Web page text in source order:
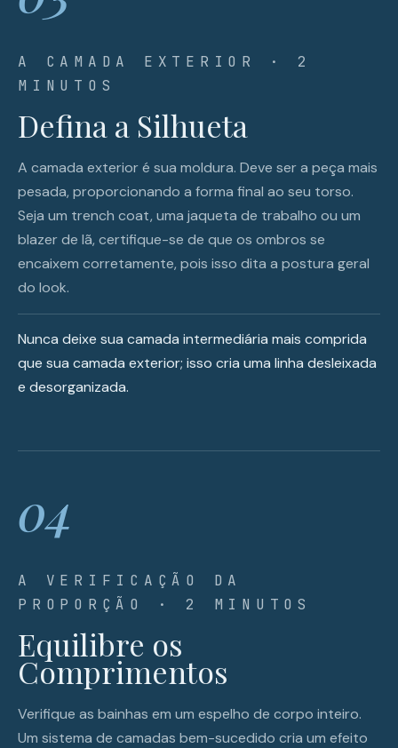
A CAMADA EXTERIOR · 2
MINUTOS
Defina a Silhueta
A camada exterior é sua moldura. Deve ser a peça mais
pesada, proporcionando a forma final ao seu torso.
Seja um trench coat, uma jaqueta de trabalho ou um
blazer de lã, certifique-se de que os ombros se
encaixem corretamente, pois isso dita a postura geral
do look.
Nunca deixe sua camada intermediária mais comprida
que sua camada exterior; isso cria uma linha desleixada
e desorganizada.
04
A VERIFICAÇÃO DA
PROPORÇÃO · 2 MINUTOS
Equilibre os
Comprimentos
Verifique as bainhas em um espelho de corpo inteiro.
Um sistema de camadas bem-sucedido cria um efeito